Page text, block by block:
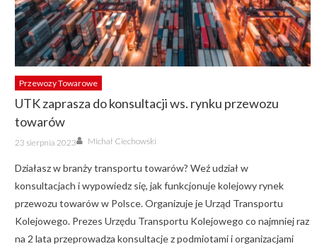
Przewozy Towarowe
UTK zaprasza do konsultacji ws. rynku przewozu
towarów
Posted
on
23 sierpnia 2023 Author
Michał Ciechowski
Działasz w branży transportu towarów? Weź udział w
konsultacjach i wypowiedz się, jak funkcjonuje kolejowy rynek
przewozu towarów w Polsce. Organizuje je Urząd Transportu
Kolejowego. Prezes Urzędu Transportu Kolejowego co najmniej raz
na 2 lata przeprowadza konsultacje z podmiotami i organizacjami